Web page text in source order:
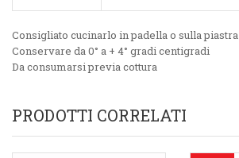
Consigliato cucinarlo in padella o sulla piastra
Conservare da 0° a + 4° gradi centigradi
Da consumarsi previa cottura
PRODOTTI CORRELATI